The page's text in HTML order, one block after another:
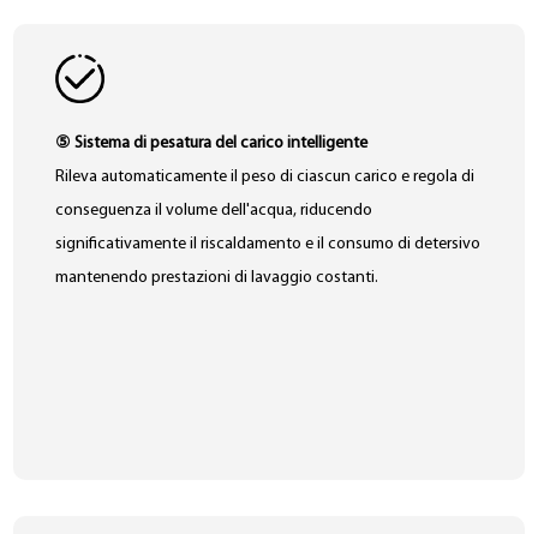
⑤ Sistema di pesatura del carico intelligente
Rileva automaticamente il peso di ciascun carico e regola di
conseguenza il volume dell'acqua, riducendo
significativamente il riscaldamento e il consumo di detersivo
mantenendo prestazioni di lavaggio costanti.